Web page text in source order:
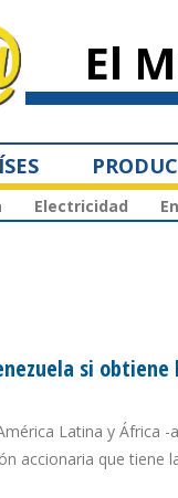
El
Electricidad
si obtiene
Latina y
accionaria que tiene